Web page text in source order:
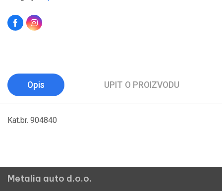
Opis UPIT O PROIZVODU
Kat.br. 904840
Metalia auto d.o.o.